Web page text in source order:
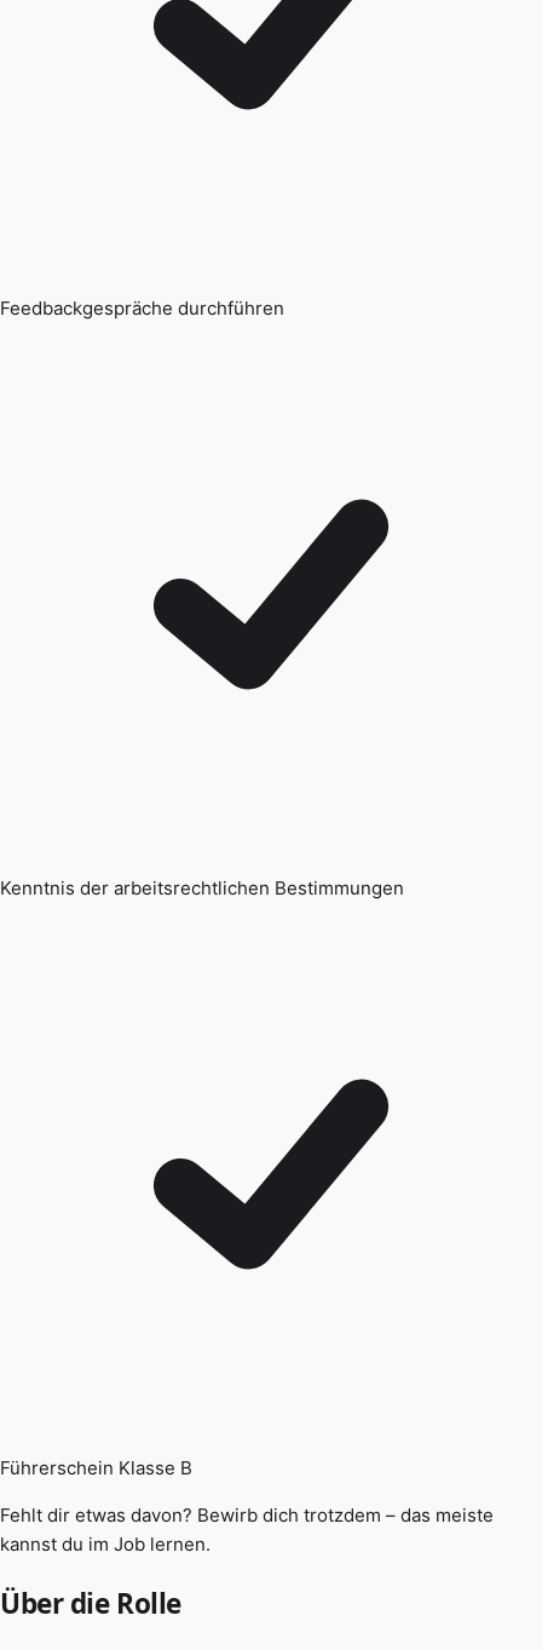
Feedbackgespräche durchführen
Kenntnis der arbeitsrechtlichen Bestimmungen
Führerschein Klasse B
Fehlt dir etwas davon? Bewirb dich trotzdem – das meiste
kannst du im Job lernen.
Über die Rolle